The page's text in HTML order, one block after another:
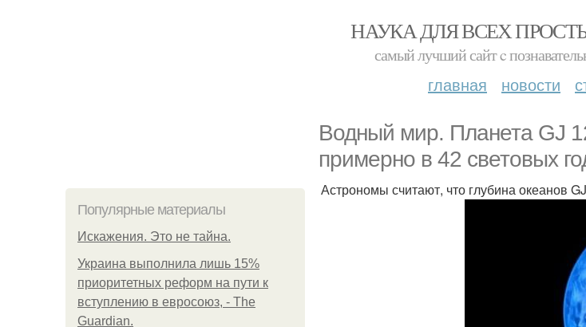
НАУКА ДЛЯ ВСЕХ
самый лучший сайт c
главная новости
Водный мир. Планета GJ
примерно в 42 световых
Популярные материалы
Искажения. Это не тайна.
Украина выполнила лишь 15%
приоритетных реформ на пути к
вступлению в евросоюз, - The
Guardian.
Астрономы считают, что глубина океанов